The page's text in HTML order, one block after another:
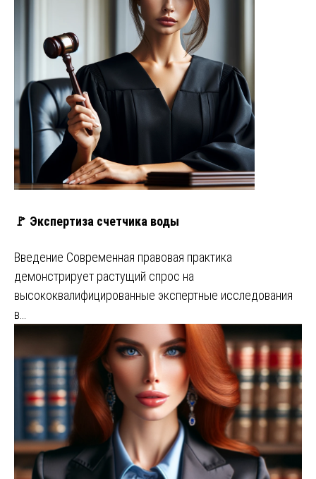
🚩 Экспертиза счетчика воды
Введение Современная правовая практика
демонстрирует растущий спрос на
высококвалифицированные экспертные исследования
в…